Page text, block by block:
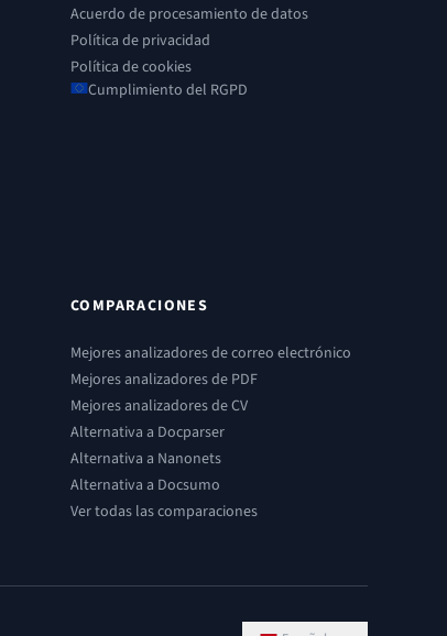
Acuerdo de procesamiento de datos
Política de privacidad
Política de cookies
Cumplimiento del RGPD
COMPARACIONES
Mejores analizadores de correo electrónico
Mejores analizadores de PDF
Mejores analizadores de CV
Alternativa a Docparser
Alternativa a Nanonets
Alternativa a Docsumo
Ver todas las comparaciones